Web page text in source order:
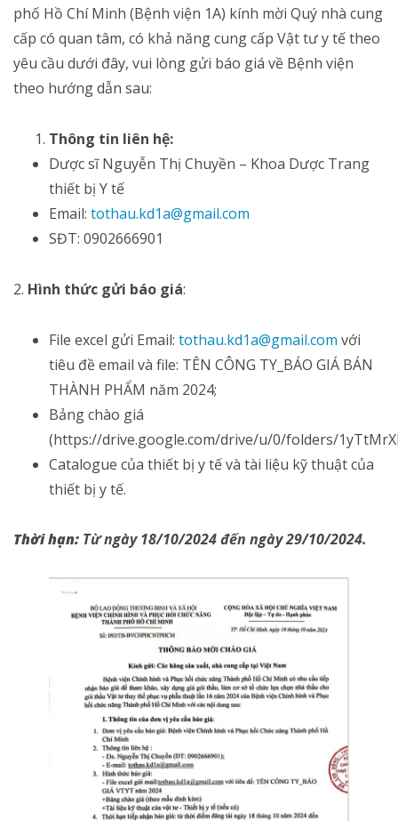
phố Hồ Chí Minh (Bệnh viện 1A) kính mời Quý nhà cung
cấp có quan tâm, có khả năng cung cấp Vật tư y tế theo
yêu cầu dưới đây, vui lòng gửi báo giá về Bệnh viện
theo hướng dẫn sau:
Thông tin liên hệ:
Dược sĩ Nguyễn Thị Chuyền – Khoa Dược Trang
thiết bị Y tế
Email: tothau.kd1a@gmail.com
SĐT: 0902666901
2. Hình thức gửi báo giá:
File excel gửi Email: tothau.kd1a@gmail.com với
tiêu đề email và file: TÊN CÔNG TY_BÁO GIÁ BÁN
THÀNH PHẨM năm 2024;
Bảng chào giá
(https://drive.google.com/drive/u/0/folders/
Catalogue của thiết bị y tế và tài liệu kỹ thuật của
thiết bị y tế.
Thời hạn: Từ ngày 18/10/2024 đến ngày 29/10/2024.